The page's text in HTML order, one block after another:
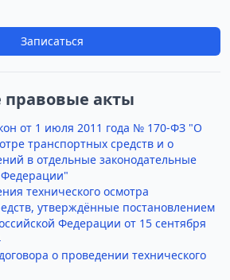
Записаться
акты
от 1 июля 2011 года № 170-ФЗ "О
транспортных средств и о
в отдельные законодательные
Федерации"
технического осмотра
утверждённые постановлением
Федерации от 15 сентября
о проведении технического